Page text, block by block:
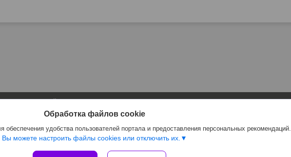
Сайт создан на платформе Deal.by
Политика обработки файлов cookies
Обработка файлов cookie
удобства пользователей портала и предоставления персональных рекомендаций.
Вы можете настроить файлы cookies или отключить их.
ЧТПУП "АртиКо Трейд" |
Select Language ▼